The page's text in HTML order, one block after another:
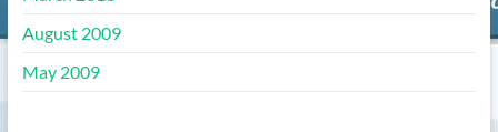
August 2009
May 2009